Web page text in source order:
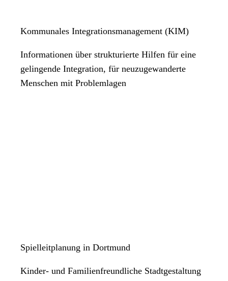
Kommunales Integrationsmanagement (KIM)
Informationen über strukturierte Hilfen für eine
gelingende Integration, für neuzugewanderte
Menschen mit Problemlagen
Spielleitplanung in Dortmund
Kinder- und Familienfreundliche Stadtgestaltung